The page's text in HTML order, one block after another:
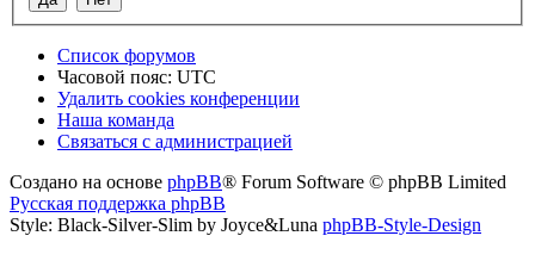
Список форумов
Часовой пояс: UTC
Удалить cookies конференции
Наша команда
Связаться с администрацией
Создано на основе phpBB® Forum Software © phpBB Limited
Русская поддержка phpBB
Style: Black-Silver-Slim by Joyce&Luna phpBB-Style-Design